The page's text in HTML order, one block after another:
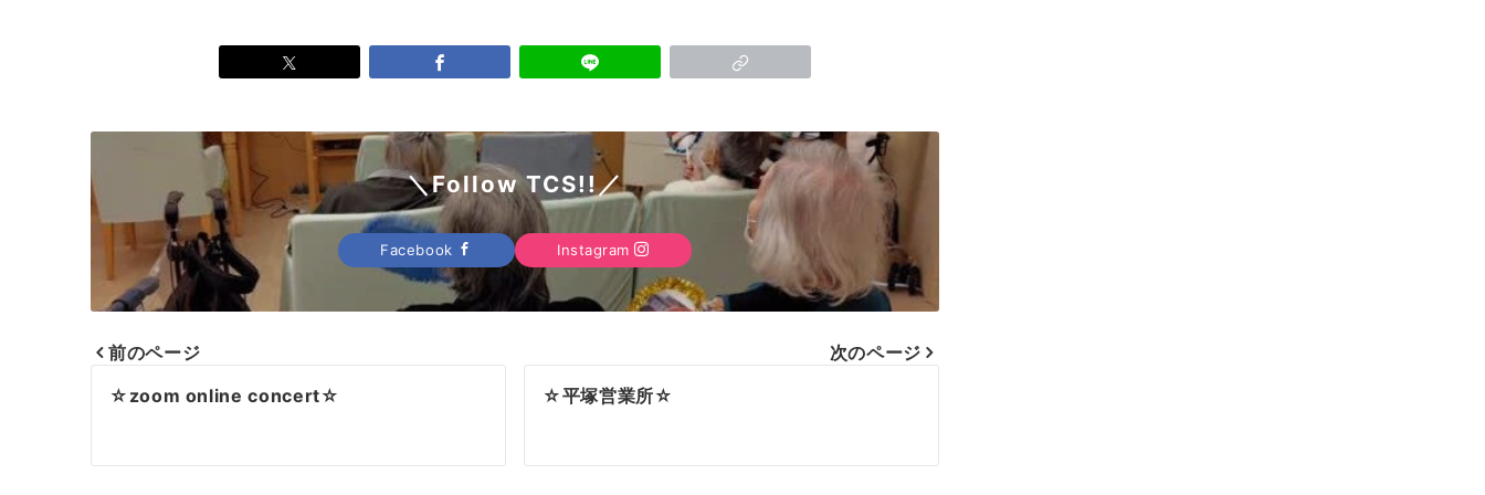
＼Follow TCS!!／
Facebook Instagram
ナ
前のページ
☆zoom online concert☆
次のページ
☆平塚営業所☆